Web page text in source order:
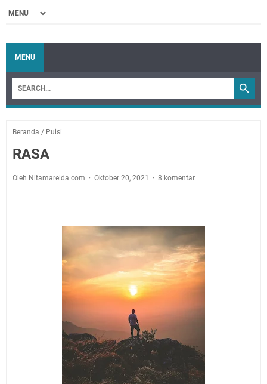
MENU
Beranda / Puisi
RASA
Oleh Nitamarelda.com Oktober 20, 2021 8 komentar